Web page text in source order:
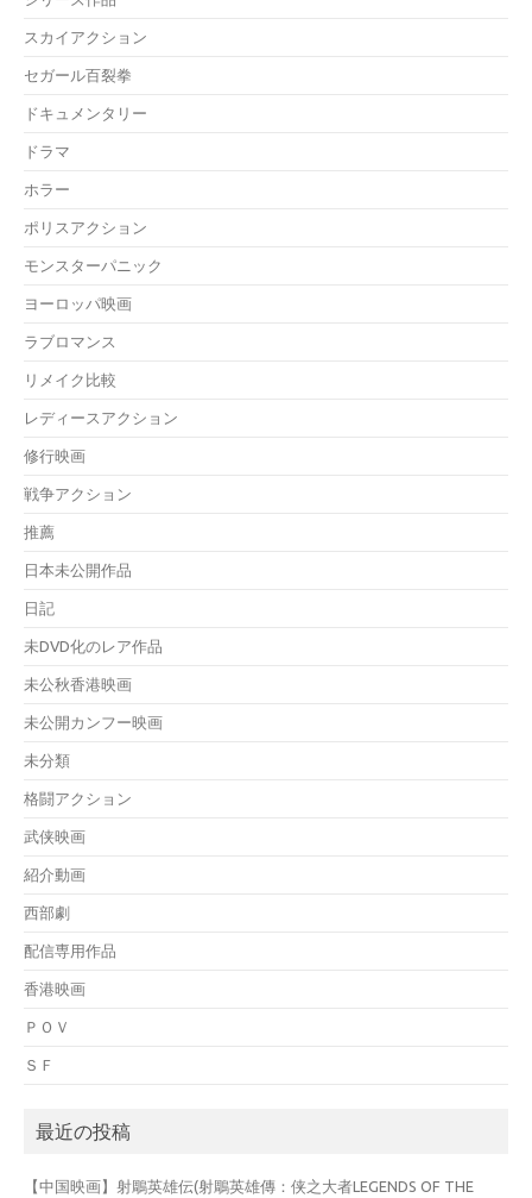
スカイアクション
セガール百裂拳
ドキュメンタリー
ドラマ
ホラー
ポリスアクション
モンスターパニック
ヨーロッパ映画
ラブロマンス
リメイク比較
レディースアクション
修行映画
戦争アクション
推薦
日本未公開作品
日記
未DVD化のレア作品
未公秋香港映画
未公開カンフー映画
未分類
格闘アクション
武侠映画
紹介動画
西部劇
配信専用作品
香港映画
ＰＯＶ
ＳＦ
最近の投稿
【中国映画】射鵰英雄伝(射鵰英雄傳：侠之大者LEGENDS OF THE